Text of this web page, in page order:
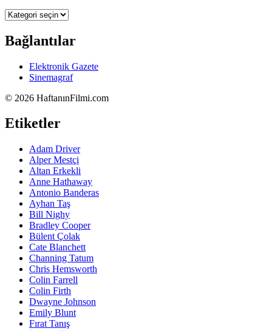
Kategoriler
Bağlantılar
Elektronik Gazete
Sinemagraf
© 2026 HaftanınFilmi.com
Etiketler
Adam Driver
Alper Mestçi
Altan Erkekli
Anne Hathaway
Antonio Banderas
Ayhan Taş
Bill Nighy
Bradley Cooper
Bülent Çolak
Cate Blanchett
Channing Tatum
Chris Hemsworth
Colin Farrell
Colin Firth
Dwayne Johnson
Emily Blunt
Fırat Tanış